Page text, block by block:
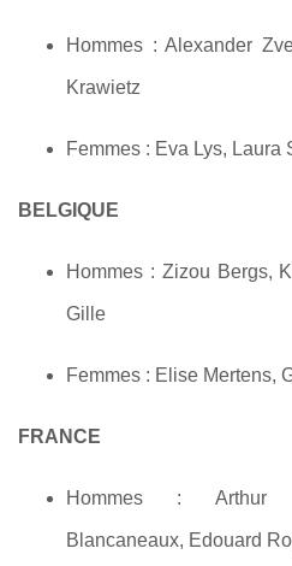
Hommes : Alexander
Krawietz
Femmes : Eva Lys,
BELGIQUE
Hommes : Zizou Bergs,
Gille
Femmes : Elise Mertens,
FRANCE
Hommes : Arthur
Blancaneaux, Edouard